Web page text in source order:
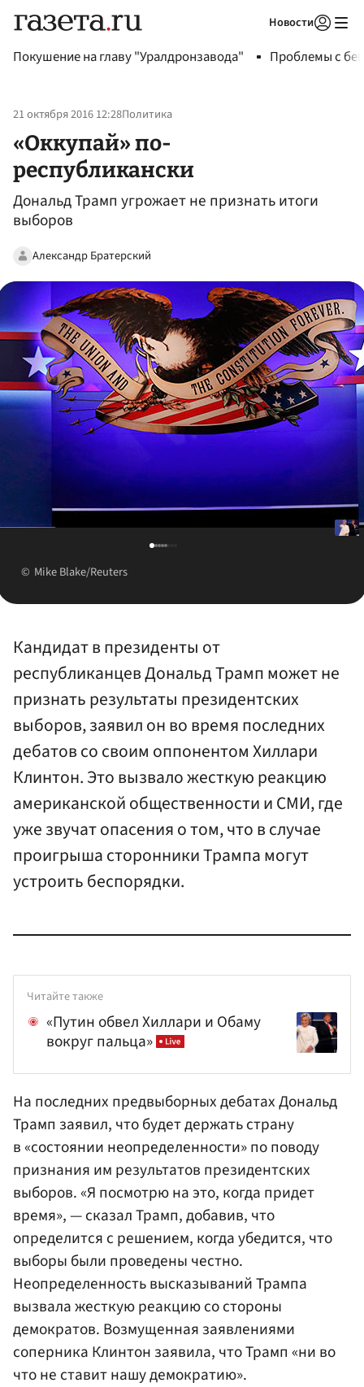
Новости
Покушение на главу "Уралдронзавода" Проблемы с
21 октября 2016 12:28Политика
«Оккупай» по-
республикански
Дональд Трамп угрожает не признать итоги
выборов
Александр Братерский
Mike Blake/Reuters
Кандидат в президенты от
республиканцев Дональд Трамп может не
признать результаты президентских
выборов, заявил он во время последних
дебатов со своим оппонентом Хиллари
Клинтон. Это вызвало жесткую реакцию
американской общественности и СМИ, где
уже звучат опасения о том, что в случае
проигрыша сторонники Трампа могут
устроить беспорядки.
Читайте также
«Путин обвел Хиллари и Обаму
вокруг пальца»
На последних предвыборных дебатах Дональд
Трамп заявил, что будет держать страну
в «состоянии неопределенности» по поводу
признания им результатов президентских
выборов. «Я посмотрю на это, когда придет
время», — сказал Трамп, добавив, что
определится с решением, когда убедится, что
выборы были проведены честно.
Неопределенность высказываний Трампа
вызвала жесткую реакцию со стороны
демократов. Возмущенная заявлениями
соперника Клинтон заявила, что Трамп «ни во
что не ставит нашу демократию».